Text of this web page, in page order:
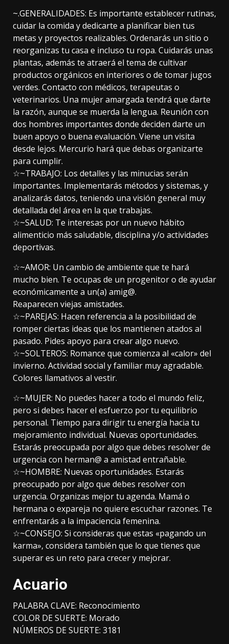
~.GENERALIDADES: Es importante establecer rutinas,
cuidar la comida y dedicarte a planificar bien tus
metas y proyectos realizables. Ordenarás un sitio o
reorganizas tu casa e incluso tu ropa. Cuidarás unas
plantas, además te atraerá el tema de cultivar
productos orgánicos en interiores o de tomar jugos
verdes. Contacto con médicos, terapeutas o
veterinarios. Una mujer amargada tendrá que darte
la razón, aunque se muerda la lengua. Reunión con
dos hombres importantes donde deciden darte un
buen apoyo o buena evaluación. Viene un visita
desde lejos. Mercurio hará que debas organizarte
para cumplir.
☆~TRABAJO: Los detalles y las minucias serán
importantes. Implementarás métodos y sistemas, y
analizarás datos, teniendo una visión general muy
detallada del área en la que trabajas.
☆~SALUD: Te interesas por un nuevo hábito
alimenticio más saludable, disciplina y/o actividades
deportivas.
☆~AMOR: Un cambio de ambiente que te hará
mucho bien. Te ocupas de un progenitor o de ayudar
económicamente a un(a) amig@.
Reaparecen viejas amistades.
☆~PAREJAS: Hacen referencia a la posibilidad de
romper ciertas ideas que los mantienen atados al
pasado. Pides apoyo para crear algo nuevo.
☆~SOLTEROS: Romance que comienza al «calor» del
invierno. Actividad social y familiar muy agradable.
Colores llamativos al vestir.
☆~MUJER: No puedes hacer a todo el mundo feliz,
pero si debes hacer el esfuerzo por tu equilibrio
personal. Tiempo para dirigir tu energía hacia tu
mejoramiento individual. Nuevas oportunidades.
Estarás preocupada por algo que debes resolver de
urgencia con herman@ a amistad entrañable.
☆~HOMBRE: Nuevas oportunidades. Estarás
preocupado por algo que debes resolver con
urgencia. Organizas mejor tu agenda. Mamá o
hermana o expareja no quiere escuchar razones. Te
enfrentarás a la impaciencia femenina.
☆~CONSEJO: Si consideras que estas «pagando un
karma», considera también que lo que tienes que
superar es un reto para crecer y mejorar.
Acuario
PALABRA CLAVE: Reconocimiento
COLOR DE SUERTE: Morado
NÚMEROS DE SUERTE: 3181